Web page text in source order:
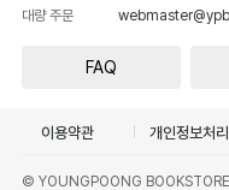
대량 주문
FAQ
이용약관 개인정보처
© YOUNGPOONG